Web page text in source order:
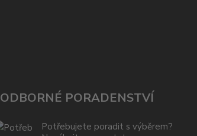
ODBORNÉ PORADENSTVÍ
Potřebujete poradit s výběrem?